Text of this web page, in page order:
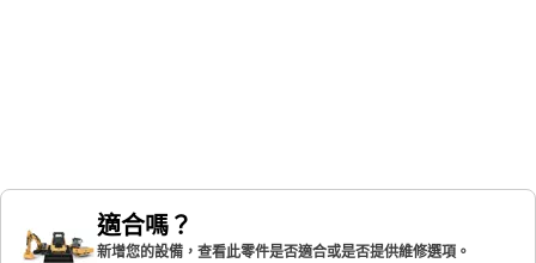
適合嗎？
新增您的設備，查看此零件是否適合或是否提供維修選項。